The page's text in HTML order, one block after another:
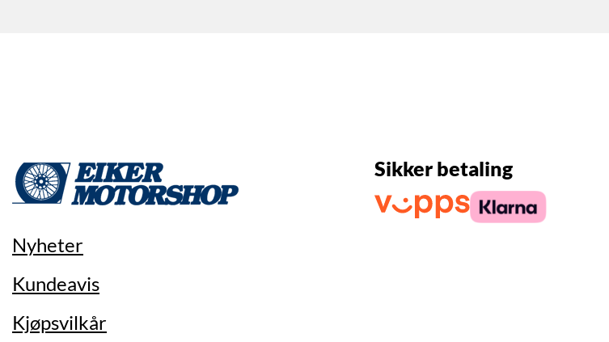
Nyheter
Kundeavis
Kjøpsvilkår
Sikker betaling